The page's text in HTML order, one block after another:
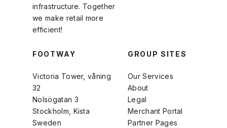
infrastructure. Together
we make retail more
efficient!
FOOTWAY
Victoria Tower, våning
32
Nolsögatan 3
Stockholm, Kista
Sweden
GROUP SITES
Our Services
About
Legal
Merchant Portal
Partner Pages